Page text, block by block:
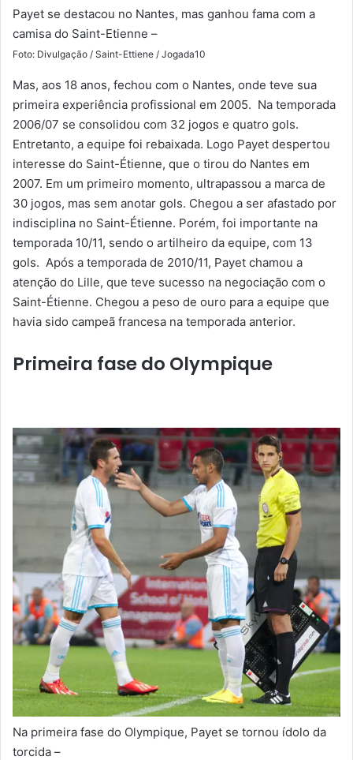
Payet se destacou no Nantes, mas ganhou fama com a
camisa do Saint-Etienne –
Foto: Divulgação / Saint-Ettiene / Jogada10
Mas, aos 18 anos, fechou com o Nantes, onde teve sua
primeira experiência profissional em 2005. Na temporada
2006/07 se consolidou com 32 jogos e quatro gols.
Entretanto, a equipe foi rebaixada. Logo Payet despertou
interesse do Saint-Étienne, que o tirou do Nantes em
2007. Em um primeiro momento, ultrapassou a marca de
30 jogos, mas sem anotar gols. Chegou a ser afastado por
indisciplina no Saint-Étienne. Porém, foi importante na
temporada 10/11, sendo o artilheiro da equipe, com 13
gols. Após a temporada de 2010/11, Payet chamou a
atenção do Lille, que teve sucesso na negociação com o
Saint-Étienne. Chegou a peso de ouro para a equipe que
havia sido campeã francesa na temporada anterior.
Primeira fase do Olympique
Na primeira fase do Olympique, Payet se tornou ídolo da
torcida –